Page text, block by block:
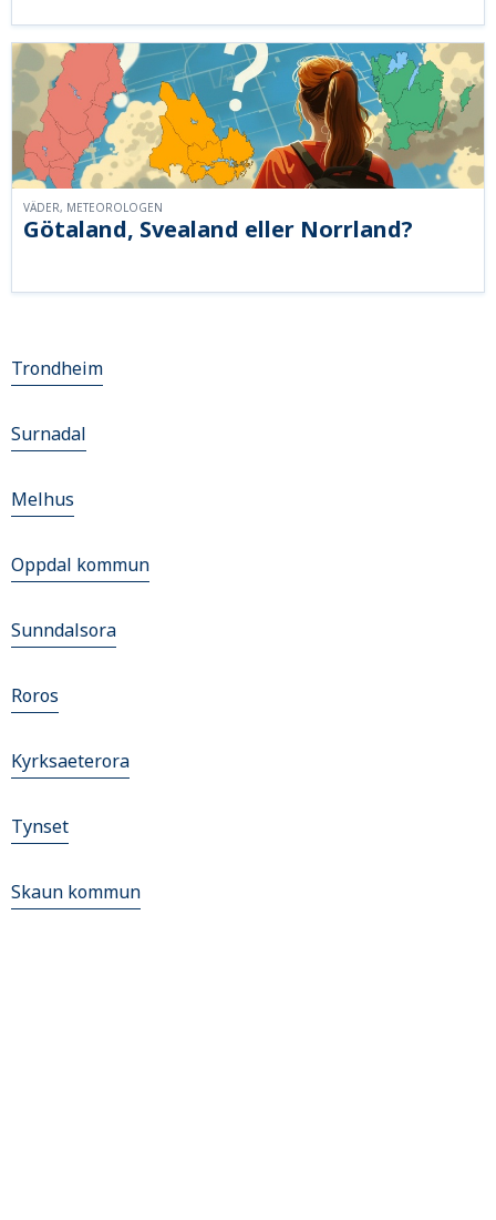
Götaland, Svealand eller Norrland?
VÄDER, METEOROLOGEN
Trondheim
Surnadal
Melhus
Oppdal kommun
Sunndalsora
Roros
Kyrksaeterora
Tynset
Skaun kommun